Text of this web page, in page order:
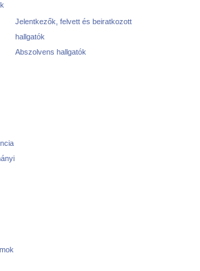
Jelentkezők, felvett és beiratkozott
hallgatók
Abszolvens hallgatók